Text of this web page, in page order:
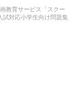
教育サービス「スクー
試対応小学生向け問題集